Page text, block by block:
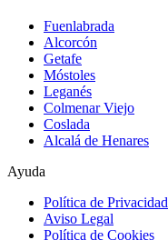
Fuenlabrada
Alcorcón
Getafe
Móstoles
Leganés
Colmenar Viejo
Coslada
Alcalá de Henares
Ayuda
Política de Privacidad
Aviso Legal
Política de Cookies